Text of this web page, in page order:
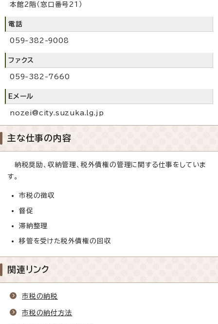
本館2階（窓口番号21）
電話
059-382-9008
ファクス
059-382-7660
Eメール
nozei@city.suzuka.lg.jp
主な仕事の内容
納税奨励、収納管理、税外債権の管理に関する仕事をしていま
す。
市税の徴収
督促
滞納整理
移管を受けた税外債権の回収
関連リンク
市税の納税
市税の納付方法